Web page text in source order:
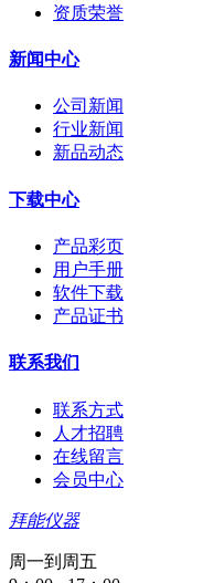
资质荣誉
新闻中心
公司新闻
行业新闻
新品动态
下载中心
产品彩页
用户手册
软件下载
产品证书
联系我们
联系方式
人才招聘
在线留言
会员中心
拜能仪器
周一到周五